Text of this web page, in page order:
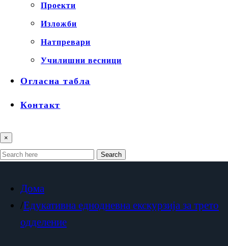
Проекти
Изложби
Натпревари
Училишни весници
Огласна табла
Контакт
×
Search
Дома
Едукативна еднодневна екскурзија за трето
одделение